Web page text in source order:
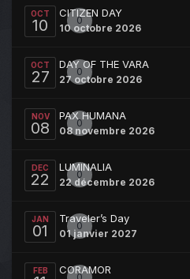
OCT
10 0
CITIZEN DAY
10 octobre 2026
OCT
27 0
DAY OF THE VARA
27 octobre 2026
NOV
08 0
PAX HUMANA
08 novembre 2026
DEC
22 0
LUMINALIA
22 décembre 2026
JAN
01 0
Traveler’s Day
01 janvier 2027
FEB CORAMOR